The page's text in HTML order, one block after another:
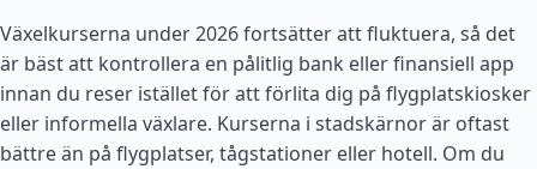
Växelkurserna under 2026 fortsätter att fluktuera, så det
är bäst att kontrollera en pålitlig bank eller finansiell app
innan du reser istället för att förlita dig på flygplatskiosker
eller informella växlare. Kurserna i stadskärnor är oftast
bättre än på flygplatser, tågstationer eller hotell. Om du